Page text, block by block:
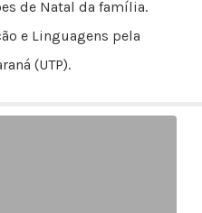
de Natal da família.
e Linguagens pela
(UTP).